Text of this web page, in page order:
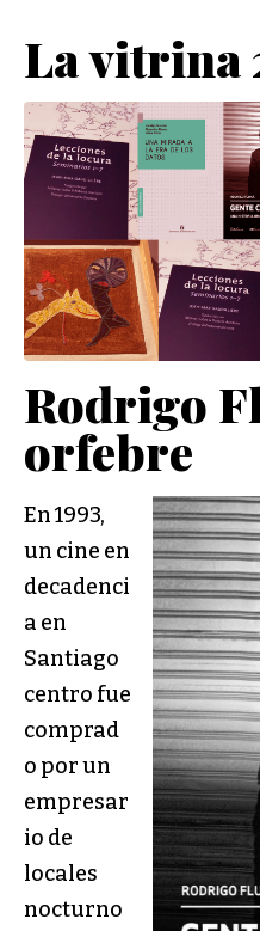
La vitrina
Rodrigo
orfebre
En 1993,
un cine en
decadenci
a en
Santiago
centro fue
comprad
o por un
empresar
io de
locales
nocturno